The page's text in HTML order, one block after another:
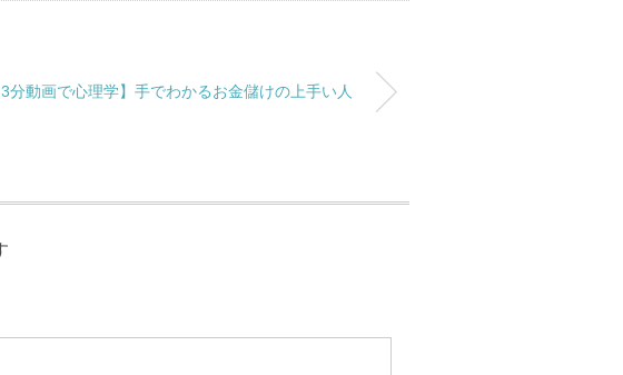
3分動画で心理学】手でわかるお金儲けの上手い人